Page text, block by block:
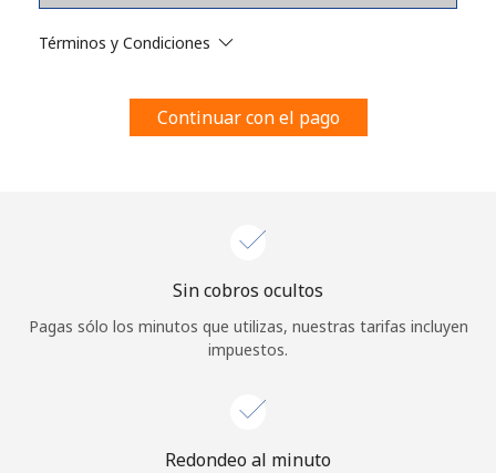
estosTérminos y condiciones.
Únete
¡Hola!
Inicia sesión oREGÍSTRATE →
¿Olvidaste tu contraseña? →
Términos y Condiciones
Continuar con el pago
Sin cobros ocultos
Pagas sólo los minutos que utilizas, nuestras tarifas incluyen
impuestos.
Redondeo al minuto